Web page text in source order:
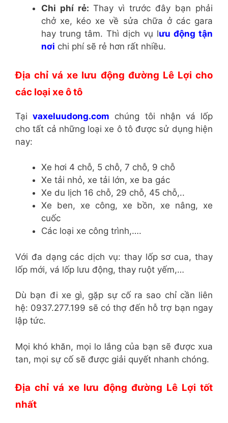
Chi phí rẻ: Thay vì trước đây bạn phải
chở xe, kéo xe về sửa chữa ở các gara
hay trung tâm. Thì dịch vụ lưu động tận
nơi chi phí sẽ rẻ hơn rất nhiều.
Địa chỉ vá xe lưu động đường Lê Lợi cho
các loại xe ô tô
Tạivaxeluudong.com chúng tôi nhận vá lốp
cho tất cả những loại xe ô tô được sử dụng hiện
nay:
Xe hơi 4 chỗ, 5 chỗ, 7 chỗ, 9 chỗ
Xe tải nhỏ, xe tải lớn, xe ba gác
Xe du lịch 16 chỗ, 29 chỗ, 45 chỗ,..
Xe ben, xe công, xe bồn, xe nâng, xe
cuốc
Các loại xe công trình,….
Với đa dạng các dịch vụ: thay lốp sơ cua, thay
lốp mới, vá lốp lưu động, thay ruột yếm,…
Dù bạn đi xe gì, gặp sự cố ra sao chỉ cần liên
hệ: 0937.277.199 sẽ có thợ đến hỗ trợ bạn ngay
lập tức.
Mọi khó khăn, mọi lo lắng của bạn sẽ được xua
tan, mọi sự cố sẽ được giải quyết nhanh chóng.
Địa chỉ vá xe lưu động đường Lê Lợi tốt
nhất